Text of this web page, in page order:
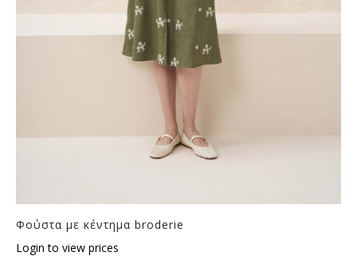
Φούστα με κέντημα broderie
Login to view prices